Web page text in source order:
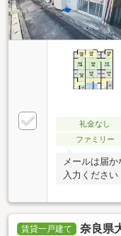
礼金なし
ファミリー
メールは届
入力ください
賃貸一戸建て
奈良県